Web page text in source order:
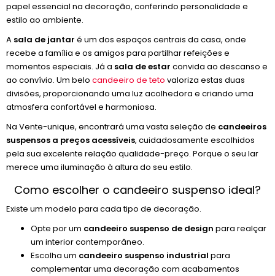
papel essencial na decoração, conferindo personalidade e
estilo ao ambiente.
A sala de jantar é um dos espaços centrais da casa, onde
recebe a família e os amigos para partilhar refeições e
momentos especiais. Já a sala de estar convida ao descanso e
ao convívio. Um belo candeeiro de teto valoriza estas duas
divisões, proporcionando uma luz acolhedora e criando uma
atmosfera confortável e harmoniosa.
Na Vente-unique, encontrará uma vasta seleção de candeeiros
suspensos a preços acessíveis, cuidadosamente escolhidos
pela sua excelente relação qualidade-preço. Porque o seu lar
merece uma iluminação à altura do seu estilo.
Como escolher o candeeiro suspenso ideal?
Existe um modelo para cada tipo de decoração.
Opte por um candeeiro suspenso de design para realçar
um interior contemporâneo.
Escolha um candeeiro suspenso industrial para
complementar uma decoração com acabamentos